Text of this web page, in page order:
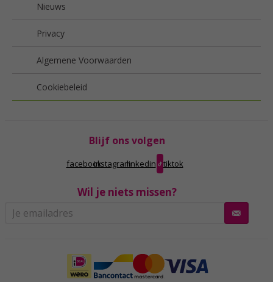
Nieuws
Privacy
Algemene Voorwaarden
Cookiebeleid
Blijf ons volgen
facebookinstagramlinkedin tiktok
Wil je niets missen?